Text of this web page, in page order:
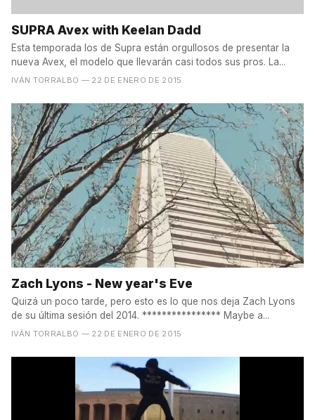
SUPRA Avex with Keelan Dadd
Esta temporada los de Supra están orgullosos de presentar la
nueva Avex, el modelo que llevarán casi todos sus pros. La...
IVÁN TORRALBO — 22 DE ENERO DE 2015
Zach Lyons - New year's Eve
Quizá un poco tarde, pero esto es lo que nos deja Zach Lyons
de su última sesión del 2014. **************** Maybe a...
IVÁN TORRALBO — 22 DE ENERO DE 2015